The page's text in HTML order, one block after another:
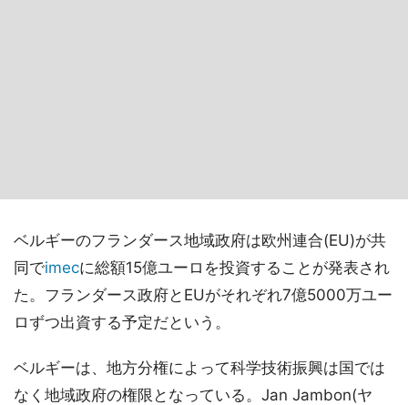
ベルギーのフランダース地域政府は欧州連合(EU)が共
同でimecに総額15億ユーロを投資することが発表され
た。フランダース政府とEUがそれぞれ7億5000万ユー
ロずつ出資する予定だという。
ベルギーは、地方分権によって科学技術振興は国では
なく地域政府の権限となっている。Jan Jambon(ヤ